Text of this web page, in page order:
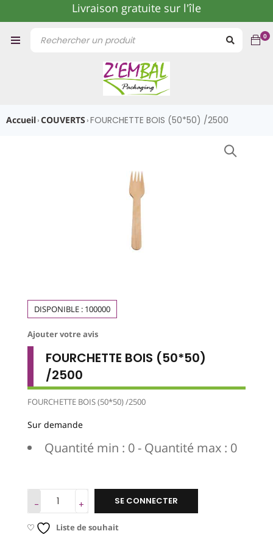
Livraison gratuite sur l'île
0
Accueil›COUVERTS ›FOURCHETTE BOIS (50*50) /2500
DISPONIBLE : 100000
Ajouter votre avis
FOURCHETTE BOIS (50*50)
/2500
FOURCHETTE BOIS (50*50) /2500
Sur demande
Quantité min : 0 - Quantité max : 0
SE CONNECTER
Liste de souhait